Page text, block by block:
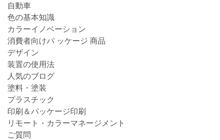
自動車
色の基本知識
カラーイノベーション
消費者向けパ ッケージ 商品
デザイン
装置の使用法
人気のブログ
塗料・塗装
プラスチック
印刷＆パッケージ印刷
リモート・カラーマネージメント
ご質問